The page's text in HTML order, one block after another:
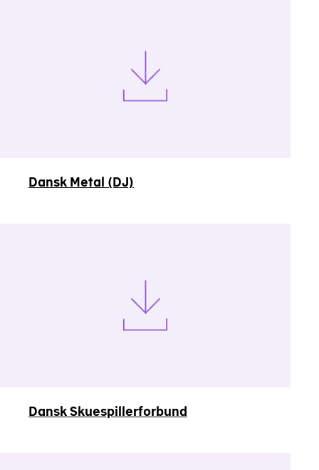
Dansk Metal (DJ)
Dansk Skuespillerforbund